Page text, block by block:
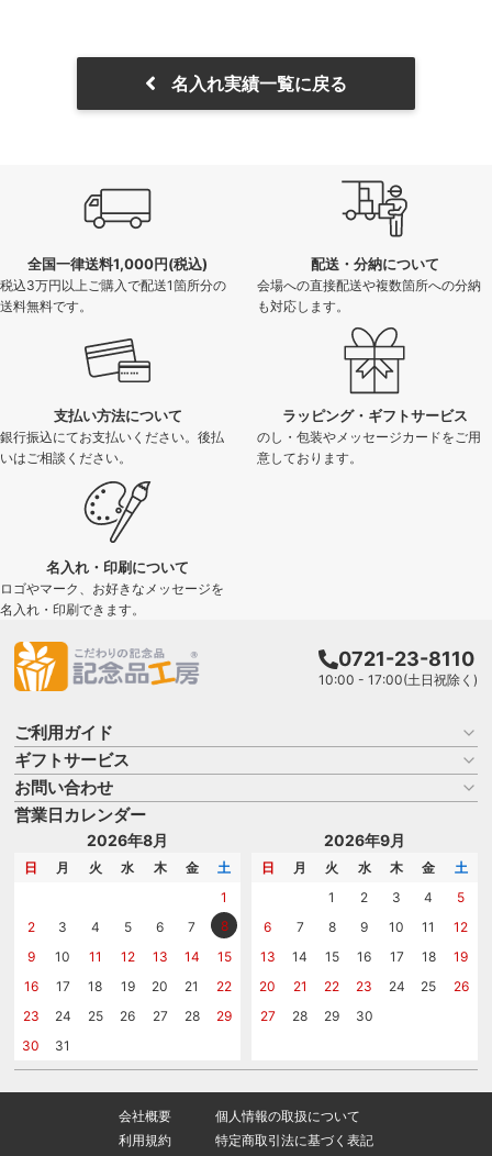
名入れ実績一覧に戻る
全国一律送料1,000円(税込)
税込3万円以上ご購入で配送1箇所分の
送料無料です。
配送・分納について
会場への直接配送や複数箇所への分納
も対応します。
支払い方法について
銀行振込にてお支払いください。後払
いはご相談ください。
ラッピング・ギフトサービス
のし・包装やメッセージカードをご用
意しております。
名入れ・印刷について
ロゴやマーク、お好きなメッセージを
名入れ・印刷できます。
0721-23-8110
10:00 - 17:00(土日祝除く)
ご利用ガイド
お買い物ガイド
よくある質問
はじめての記念品選び
記念品工房の使い方
ギフトサービス
名入れについて
のし
メッセージカード
お問い合わせ
商品選びを相談する
名入れについて相談する
カタログを請求する
営業日カレンダー
2026年8月
日 月 火 水 木 金
土
1
2
3 4 5 6 7
8
9
10 11 12 13 14
15
16
17 18 19 20 21
22
23
24 25 26 27 28
29
30
31
2026年9月
日 月 火 水 木 金
土
1
2 3 4
5
6
7 8 9 10 11
12
13
14 15 16 17 18
19
20
21 22 23 24 25
26
27
28 29 30
会社概要
個人情報の取扱について
利用規約
特定商取引法に基づく表記